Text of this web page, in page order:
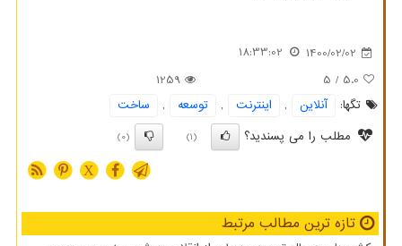
1400/02/02
18:33:02
5.0
/ 5
1259
تگها:
آنلاین , اینترنت , توسعه ,
ساخت
مطلب را می پسندید؟
(1)
(0)
X
تازه ترین مطالب مرتبط